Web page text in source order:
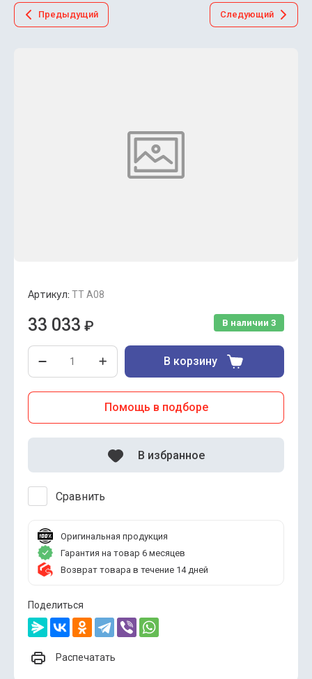
Предыдущий Следующий
Артикул: TT A08
В наличии 3
33 033 ₽
В корзину
Помощь в подборе
Сравнить
В избранное
Оригинальная продукция
Гарантия на товар 6 месяцев
Возврат товара в течение 14 дней
Поделиться
Распечатать